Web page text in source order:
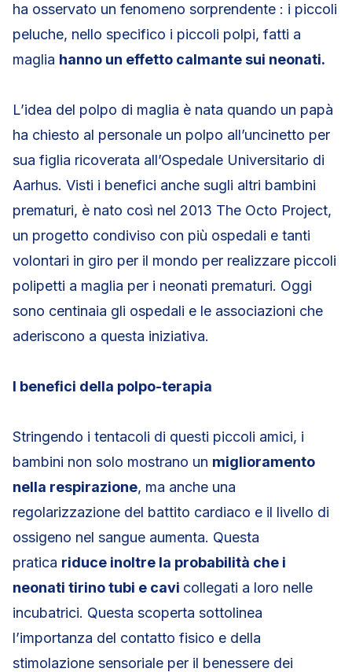
ha osservato un fenomeno sorprendente : i piccoli
peluche, nello specifico i piccoli polpi, fatti a
maglia hanno un effetto calmante sui neonati.
L’idea del polpo di maglia è nata quando un papà
ha chiesto al personale un polpo all’uncinetto per
sua figlia ricoverata all’Ospedale Universitario di
Aarhus. Visti i benefici anche sugli altri bambini
prematuri, è nato così nel 2013 The Octo Project,
un progetto condiviso con più ospedali e tanti
volontari in giro per il mondo per realizzare piccoli
polipetti a maglia per i neonati prematuri. Oggi
sono centinaia gli ospedali e le associazioni che
aderiscono a questa iniziativa.
I benefici della polpo-terapia
Stringendo i tentacoli di questi piccoli amici, i
bambini non solo mostrano un miglioramento
nella respirazione, ma anche una
regolarizzazione del battito cardiaco e il livello di
ossigeno nel sangue aumenta. Questa
pratica riduce inoltre la probabilità che i
neonati tirino tubi e cavi collegati a loro nelle
incubatrici. Questa scoperta sottolinea
l’importanza del contatto fisico e della
stimolazione sensoriale per il benessere dei